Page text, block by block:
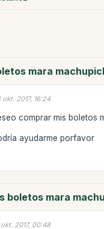
mara
okt. 2017, 16:24
comprar mis boletos
ayudarme porfavor
boletos mara
okt. 2017, 00:48